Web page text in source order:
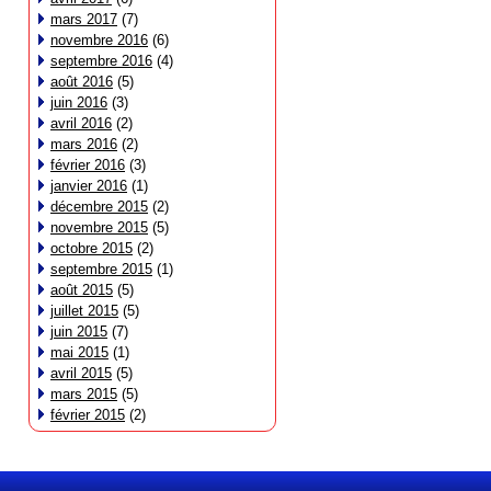
mars 2017 (7)
novembre 2016 (6)
septembre 2016 (4)
août 2016 (5)
juin 2016 (3)
avril 2016 (2)
mars 2016 (2)
février 2016 (3)
janvier 2016 (1)
décembre 2015 (2)
novembre 2015 (5)
octobre 2015 (2)
septembre 2015 (1)
août 2015 (5)
juillet 2015 (5)
juin 2015 (7)
mai 2015 (1)
avril 2015 (5)
mars 2015 (5)
février 2015 (2)